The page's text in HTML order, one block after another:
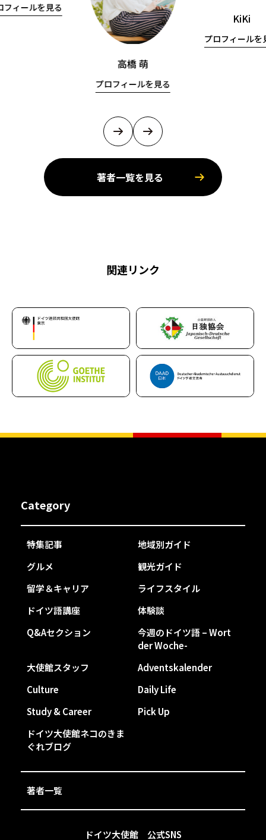
フィールを見る
高橋 萌
プロフィールを見る
KiKi
プロフィールを
著者一覧を見る
関連リンク
ドイツ大使館 公式SNS
Category
特集記事
地域別ガイド
グルメ
観光ガイド
留学＆キャリア
ライフスタイル
ドイツ語講座
体験談
Q&Aセクション
今週のドイツ語 – Wort
der Woche-
大使館スタッフ
Adventskalender
Culture
Daily Life
Study & Career
Pick Up
ドイツ大使館ネコのきま
ぐれブログ
著者一覧